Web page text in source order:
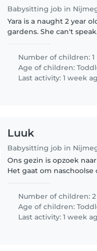
Babysitting job in
Yara is a naught 2 year
gardens. She can't speak. but
Number of children: 1
Age of children:
Last activity: 1 week
Luuk
Babysitting job in
Ons gezin is opzoek
Het gaat om naschoolse
andere zoon er ook..
Number of children: 2
Age of children:
Last activity: 1 week